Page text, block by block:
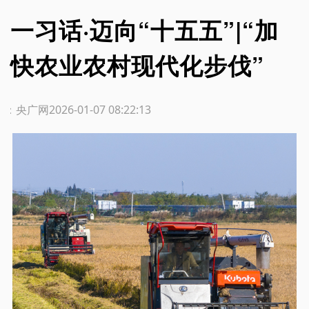
一习话·迈向“十五五”|“加
快农业农村现代化步伐”
2026-01-07 08:22:13
：央广网